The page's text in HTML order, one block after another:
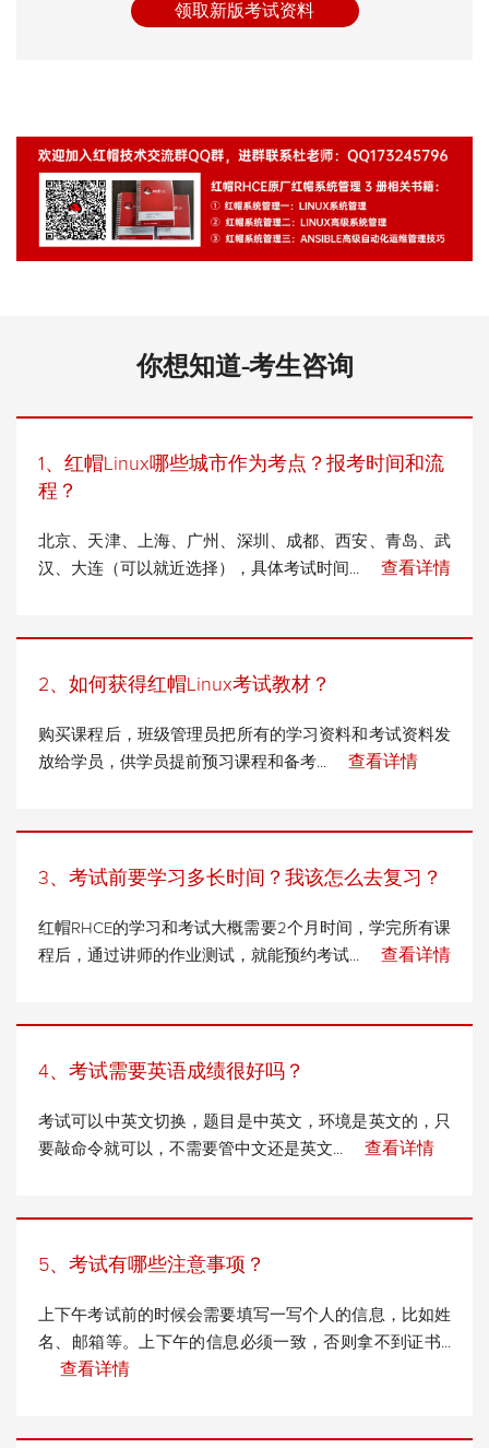
领取新版考试资料
你想知道-考生咨询
1、红帽Linux哪些城市作为考点？报考时间和流
程？
北京、天津、上海、广州、深圳、成都、西安、青岛、武
汉、大连（可以就近选择），具体考试时间...
查看详情
2、如何获得红帽Linux考试教材？
购买课程后，班级管理员把所有的学习资料和考试资料发
放给学员，供学员提前预习课程和备考...
查看详情
3、考试前要学习多长时间？我该怎么去复习？
红帽RHCE的学习和考试大概需要2个月时间，学完所有课
程后，通过讲师的作业测试，就能预约考试...
查看详情
4、考试需要英语成绩很好吗？
考试可以中英文切换，题目是中英文，环境是英文的，只
要敲命令就可以，不需要管中文还是英文...
查看详情
5、考试有哪些注意事项？
上下午考试前的时候会需要填写一写个人的信息，比如姓
名、邮箱等。上下午的信息必须一致，否则拿不到证书...
查看详情